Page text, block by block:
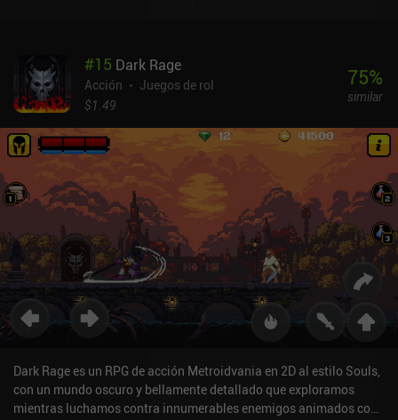
son lentas, lo que hace que el combate resulte un poco rígido.Entre
oleada y oleada mejoramos las unidades, fabricamos equipo y
mejoramos nuestros muros y nuestro héroe con cristales, que se
estratégicas sobre en qué centrarnos. Por suerte, podemos
cambiar el nivel de dificultad en cualquier momento y, si perdemos
una oleada, se activa un inteligente sistema de equilibrio que nos
ofrece la aparición gratuita de mercenarios para que nos ayuden la
próxima vez.El juego incluye una campaña de 30 oleadas, varias
aldeas por las que podemos luchar e incluso modos cooperativo
en tiempo real y PvP para jugar con amigos en línea o a través de
Wi-Fi.El estilo artístico se mantiene sorprendentemente bien, pero
el rendimiento no siempre es fluido y, en ocasiones, experimenté
lag en mi dispositivo. Por suerte, los ajustes gráficos y de
resolución pueden resolverlo.Heroes and Castles 2 es un juego
Estos iAPs no son en absoluto necesarios para disfrutar y terminar
el juego, pero lo hacen más fácil. Como una de las mezclas más
singulares de RPG de acción y juego de estrategia, es una
#15 Dark Rage
Acción
Juegos de rol
$1.49
75%
similar
Dark Rage es un RPG de acción Metroidvania en 2D al estilo Souls,
con un mundo oscuro y bellamente detallado que exploramos
mientras luchamos contra innumerables enemigos animados con